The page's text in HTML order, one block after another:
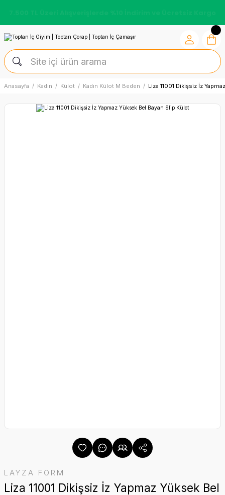
Anasayfa Kadın Külot Kadın Külot M Beden Liza 11001 Dikişsiz İz
LAYZA FORM
Liza 11001 Dikişsiz İz Yapmaz Yüksek Bel